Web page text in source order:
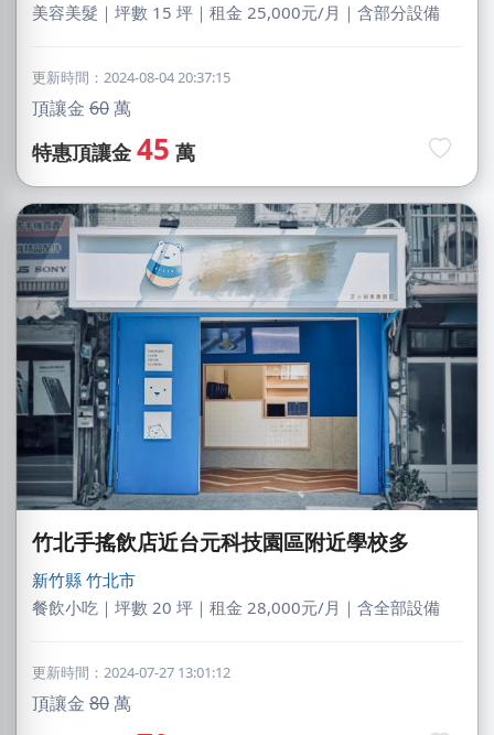
美容美髮｜坪數 15 坪｜租金 25,000元/月｜含部分設備
更新時間：2024-08-04 20:37:15
頂讓金 60萬
特惠頂讓金 45 萬
竹北手搖飲店近台元科技園區附近學校多
新竹縣 竹北市
餐飲小吃｜坪數 20 坪｜租金 28,000元/月｜含全部設備
更新時間：2024-07-27 13:01:12
頂讓金 80萬